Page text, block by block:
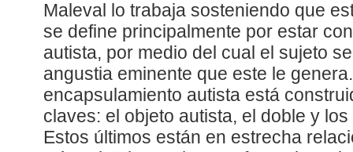
Maleval lo trabaja sosteniendo que
se define principalmente por estar
autista, por medio del cual el sujeto
angustia eminente que este le
encapsulamiento autista está
claves: el objeto autista, el doble y
Estos últimos están en estrecha